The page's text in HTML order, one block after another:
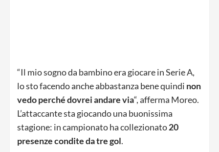
“Il mio sogno da bambino era giocare in Serie A,
lo sto facendo anche abbastanza bene quindi non
vedo perché dovrei andare via“, afferma Moreo.
L’attaccante sta giocando una buonissima
stagione: in campionato ha collezionato20
presenze condite da tre gol.